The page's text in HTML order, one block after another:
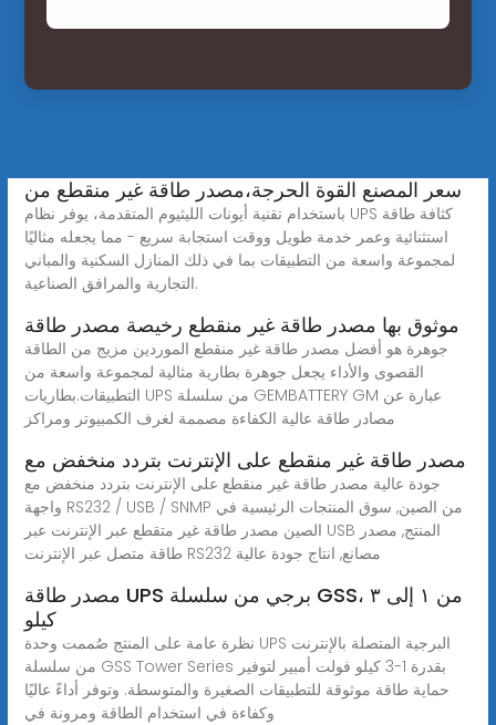
سعر المصنع القوة الحرجة،مصدر طاقة غير منقطع من
باستخدام تقنية أيونات الليثيوم المتقدمة، يوفر نظام UPS كثافة طاقة
استثنائية وعمر خدمة طويل ووقت استجابة سريع - مما يجعله مثاليًا
لمجموعة واسعة من التطبيقات بما في ذلك المنازل السكنية والمباني
التجارية والمرافق الصناعية.
موثوق بها مصدر طاقة غير منقطع رخيصة مصدر طاقة
جوهرة هو أفضل مصدر طاقة غير منقطع الموردين مزيج من الطاقة
القصوى والأداء يجعل جوهرة بطارية مثالية لمجموعة واسعة من
التطبيقات.بطاريات UPS من سلسلة GEMBATTERY GM عبارة عن
مصادر طاقة عالية الكفاءة مصممة لغرف الكمبيوتر ومراكز
مصدر طاقة غير منقطع على الإنترنت بتردد منخفض مع
جودة عالية مصدر طاقة غير منقطع على الإنترنت بتردد منخفض مع
واجهة RS232 / USB / SNMP من الصين, سوق المنتجات الرئيسية في
الصين مصدر طاقة غير متقطع عبر الإنترنت عبر USB المنتج, مصدر
طاقة متصل عبر الإنترنت RS232 مصانع, انتاج جودة عالية
مصدر طاقة UPS برجي من سلسلة GSS، من ١ إلى ٣
كيلو
نظرة عامة على المنتج صُممت وحدة UPS البرجية المتصلة بالإنترنت
من سلسلة GSS Tower Series بقدرة 1-3 كيلو فولت أمبير لتوفير
حماية طاقة موثوقة للتطبيقات الصغيرة والمتوسطة. وتوفر أداءً عاليًا
وكفاءة في استخدام الطاقة ومرونة في